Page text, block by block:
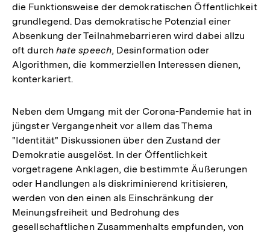
die Funktionsweise der demokratischen Öffentlichkeit
grundlegend. Das demokratische Potenzial einer
Absenkung der Teilnahmebarrieren wird dabei allzu
oft durch hate speech, Desinformation oder
Algorithmen, die kommerziellen Interessen dienen,
konterkariert.
Neben dem Umgang mit der Corona-Pandemie hat in
jüngster Vergangenheit vor allem das Thema
"Identität" Diskussionen über den Zustand der
Demokratie ausgelöst. In der Öffentlichkeit
vorgetragene Anklagen, die bestimmte Äußerungen
oder Handlungen als diskriminierend kritisieren,
werden von den einen als Einschränkung der
Meinungsfreiheit und Bedrohung des
gesellschaftlichen Zusammenhalts empfunden, von